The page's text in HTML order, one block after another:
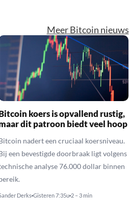
Meer Bitcoin nieuws
koers is opvallend rustig,
dit patroon biedt veel hoop
nadert een cruciaal koersniveau.
een bevestigde doorbraak ligt volgens
analyse 76.000 dollar binnen
Derks Gisteren 7:35u 2 – 3 min